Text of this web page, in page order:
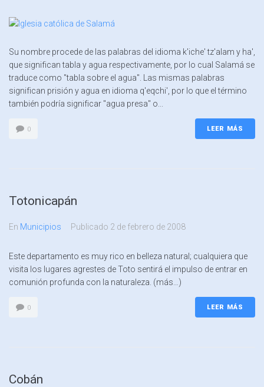
Su nombre procede de las palabras del idioma k'iche' tz'alam y ha',
que significan tabla y agua respectivamente, por lo cual Salamá se
traduce como "tabla sobre el agua". Las mismas palabras
significan prisión y agua en idioma q'eqchi', por lo que el término
también podría significar "agua presa" o...
0 LEER MÁS
Totonicapán
En Municipios Publicado 2 de febrero de 2008
Este departamento es muy rico en belleza natural; cualquiera que
visita los lugares agrestes de Toto sentirá el impulso de entrar en
comunión profunda con la naturaleza. (más…)
0 LEER MÁS
Cobán